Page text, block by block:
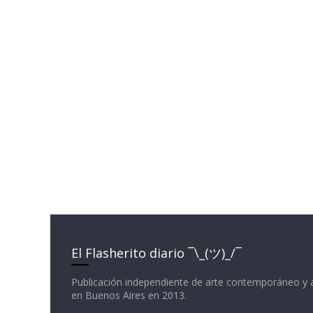
El Flasherito diario ¯\_(ツ)_/¯
Publicación independiente de arte contemporáneo y
en Buenos Aires en 2013.